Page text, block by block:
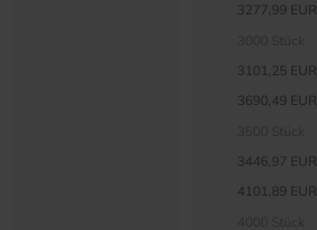
3277,99 EUR
3101,25 EUR
3690,49 EUR
3446,97 EUR
4101,89 EUR